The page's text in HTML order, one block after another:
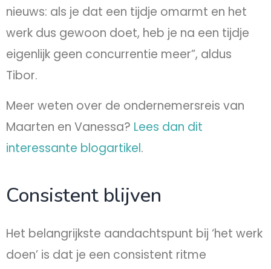
nieuws: als je dat een tijdje omarmt en het
werk dus gewoon doet, heb je na een tijdje
eigenlijk geen concurrentie meer”, aldus
Tibor.
Meer weten over de ondernemersreis van
Maarten en Vanessa? Lees dan dit
interessante blogartikel.
Consistent blijven
Het belangrijkste aandachtspunt bij ‘het werk
doen’ is dat je een consistent ritme